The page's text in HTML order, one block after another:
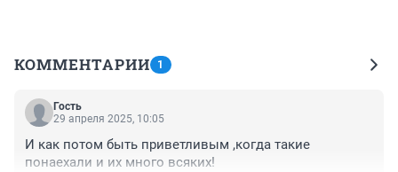
КОММЕНТАРИИ 1
Гость
29 апреля 2025, 10:05
И как потом быть приветливым ,когда такие
понаехали и их много всяких!